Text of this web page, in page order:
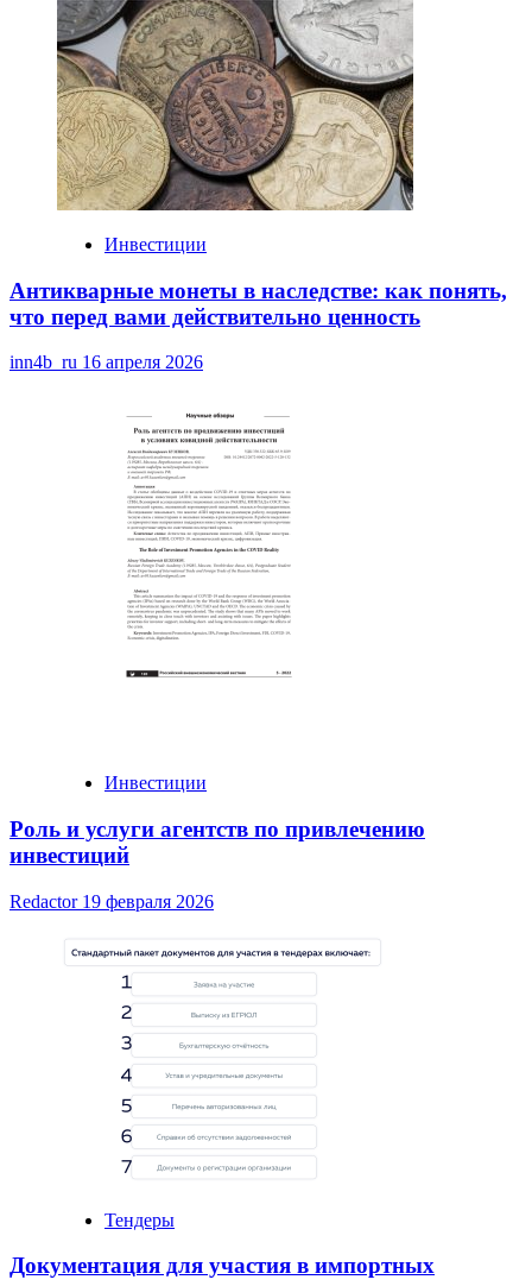
Инвестиции
Антикварные монеты в наследстве: как понять,
что перед вами действительно ценность
inn4b_ru 16 апреля 2026
Инвестиции
Роль и услуги агентств по привлечению
инвестиций
Redactor 19 февраля 2026
Тендеры
Документация для участия в импортных